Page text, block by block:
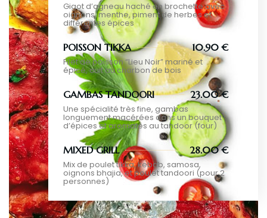
Gigot d’agneau haché en brochette avec
oignons, menthe, piment de herbes et
différentes épices
POISSON TIKKA 10.90 €
Filet de poisson “Lieu Noir” mariné et
épicé, cuit au charbon de bois
GAMBAS TANDOORI 23.00 €
Une spécialité très fine, gambas
longuement macérées dans un bouquet
d’épices et aromates au tandoor (four)
MIXED GRILL 28.00 €
Mix de poulet tikka, kebab, samosa,
oignons bhajia, et poulet tandoori (pour 2
personnes)